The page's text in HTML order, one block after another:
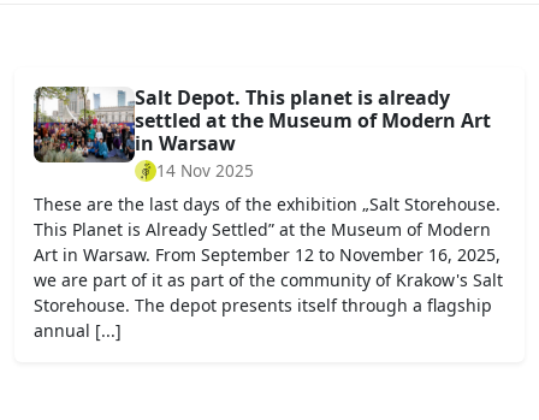
Salt Depot. This planet is already
settled at the Museum of Modern Art
in Warsaw
14 Nov 2025
These are the last days of the exhibition „Salt Storehouse.
This Planet is Already Settled” at the Museum of Modern
Art in Warsaw. From September 12 to November 16, 2025,
we are part of it as part of the community of Krakow's Salt
Storehouse. The depot presents itself through a flagship
annual [...]